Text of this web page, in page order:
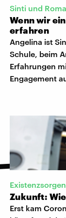
Sinti und Roma
Wenn wir
erfahren
Angelina ist
Schule, beim
Erfahrungen
Engagement
Existenzsorgen
Zukunft:
Erst kam